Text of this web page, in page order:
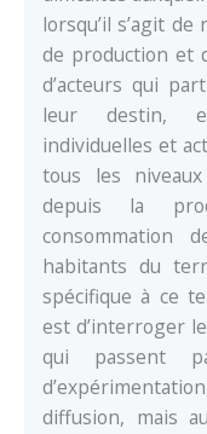
lorsqu’il s’agit
de production et
d’acteurs qui
leur destin,
individuelles et
tous les
depuis la
consommation
habitants du
spécifique à ce
est d’interroger
qui passent
diffusion, mais